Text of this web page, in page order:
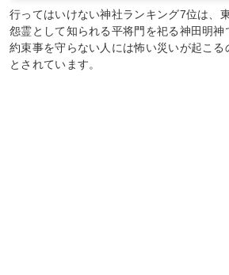
行ってはいけない神社ランキング7位は、
怨霊として知られる平将門を祀る神田明
約束事を守らない人には怖い災いが起こ
とされています。